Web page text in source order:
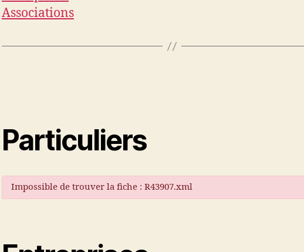
Associations
Particuliers
Impossible de trouver la fiche : R43907.xml